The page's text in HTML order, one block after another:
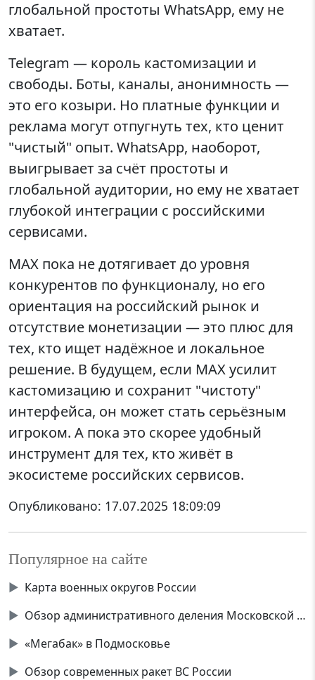
глобальной простоты WhatsApp, ему не
хватает.
Telegram — король кастомизации и
свободы. Боты, каналы, анонимность —
это его козыри. Но платные функции и
реклама могут отпугнуть тех, кто ценит
"чистый" опыт. WhatsApp, наоборот,
выигрывает за счёт простоты и
глобальной аудитории, но ему не хватает
глубокой интеграции с российскими
сервисами.
MAX пока не дотягивает до уровня
конкурентов по функционалу, но его
ориентация на российский рынок и
отсутствие монетизации — это плюс для
тех, кто ищет надёжное и локальное
решение. В будущем, если MAX усилит
кастомизацию и сохранит "чистоту"
интерфейса, он может стать серьёзным
игроком. А пока это скорее удобный
инструмент для тех, кто живёт в
экосистеме российских сервисов.
Опубликовано: 17.07.2025 18:09:09
Популярное на сайте
▶ Карта военных округов России
▶
Обзор административного деления Московской области
▶ «Мегабак» в Подмосковье
▶ Обзор современных ракет ВС России